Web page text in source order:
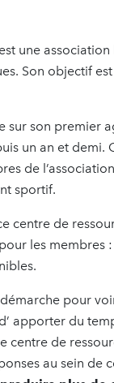
une
Son objectif
son premier
un an et demi.
de l’association
sportif.
centre de
les membres
pour
apporter du
de
au sein de